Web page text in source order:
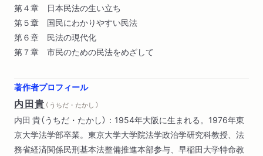
第４章 日本民法の生い立ち
第５章 国民にわかりやすい民法
第６章 民法の現代化
第７章 市民のための民法をめざして
著作者プロフィール
内田貴 （ うちだ・たかし ）
内田 貴（うちだ・たかし）：1954年大阪に生まれる。1976年東
京大学法学部卒業。東京大学大学院法学政治学研究科教授、法
務省経済関係民刑基本法整備推進本部参与、早稲田大学特命教